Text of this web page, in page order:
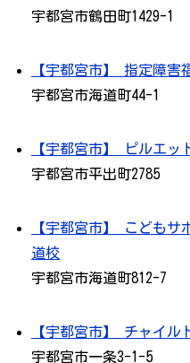
宇都宮市鶴田町1429-1
【宇都宮市】 指定障害
宇都宮市海道町44-1
【宇都宮市】 ピルエッ
宇都宮市平出町2785
【宇都宮市】 こどもサ
道校
宇都宮市海道町812-7
【宇都宮市】 チャイル
宇都宮市一条3-1-5